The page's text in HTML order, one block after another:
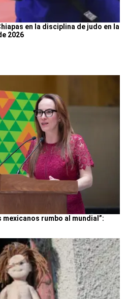
en la disciplina de judo en la
2026
mexicanos rumbo al mundial”: